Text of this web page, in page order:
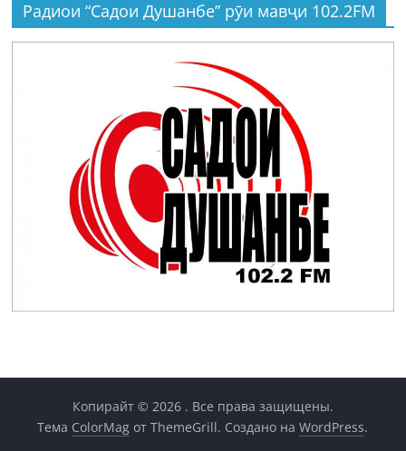
Радиои “Садои Душанбе” рӯи мавҷи 102.2FM
Копирайт © 2026 . Все права защищены.
Тема ColorMag от ThemeGrill. Создано наWordPress.